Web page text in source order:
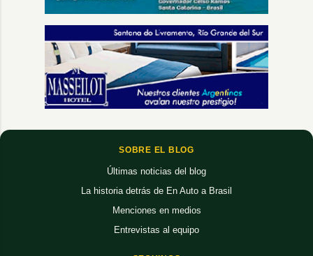
SOBRE EL BLOG
Últimas noticias del blog
La historia detrás de En Auto a Brasil
Menciones en medios
Entrevistas al equipo